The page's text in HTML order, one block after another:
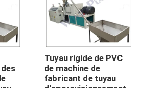
de tuyau de PVC
de tuyau de PPR
Tuyau rigide de PVC
de machine de
fabricant de tuyau